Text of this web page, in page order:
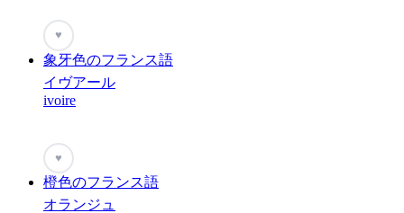
♥
象牙色のフランス語
イヴアール
ivoire
♥
橙色のフランス語
オランジュ